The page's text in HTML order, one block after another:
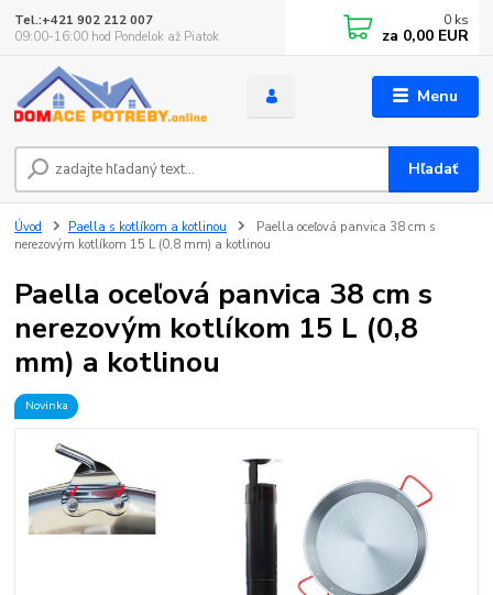
Menu
Hľadať
Tel.:+421 902 212 007
09:00-16:00 hod Pondelok až Piatok
0 ks
za 0,00 EUR
Úvod Paella s kotlíkom a kotlinou
Paella oceľová panvica 38 cm s
nerezovým kotlíkom 15 L (0,8 mm) a kotlinou
Paella oceľová panvica 38 cm s
nerezovým kotlíkom 15 L (0,8
mm) a kotlinou
Novinka